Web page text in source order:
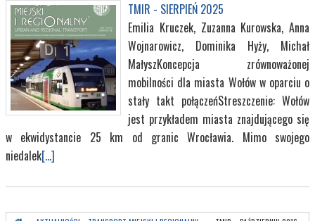
TMIR - SIERPIEŃ 2025
Emilia Kruczek, Zuzanna Kurowska, Anna
Wojnarowicz, Dominika Hyży, Michał
MałyszKoncepcja zrównoważonej
mobilności dla miasta Wołów w oparciu o
stały takt połączeńStreszczenie: Wołów
jest przykładem miasta znajdującego się
w ekwidystancie 25 km od granic Wrocławia. Mimo swojego
niedalek[...]